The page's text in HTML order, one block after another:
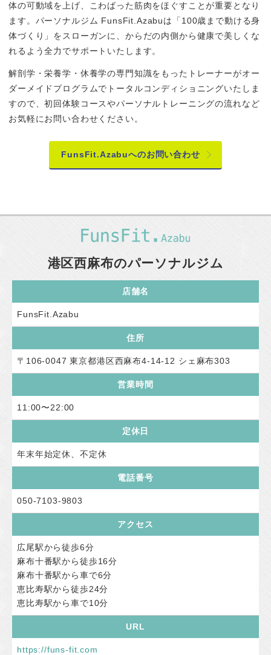
体の可動域を上げ、こわばった筋肉をほぐすことが重要となり
ます。パーソナルジム FunsFit.Azabuは「100歳まで動ける身
体づくり」をスローガンに、からだの内側から健康で美しくな
れるよう全力でサポートいたします。
解剖学・栄養学・休養学の専門知識をもったトレーナーがオー
ダーメイドプログラムでトータルコンディショニングいたしま
すので、初回体験コースやパーソナルトレーニングの流れなど
お気軽にお問い合わせください。
FunsFit.Azabuへのお問い合わせ
港区西麻布のパーソナルジム
店舗名
FunsFit.Azabu
住所
〒106-0047 東京都港区西麻布4-14-12 シェ麻布303
営業時間
11:00〜22:00
定休日
年末年始定休、不定休
電話番号
050-7103-9803
アクセス
広尾駅から徒歩6分
麻布十番駅から徒歩16分
麻布十番駅から車で6分
恵比寿駅から徒歩24分
恵比寿駅から車で10分
URL
https://funs-fit.com